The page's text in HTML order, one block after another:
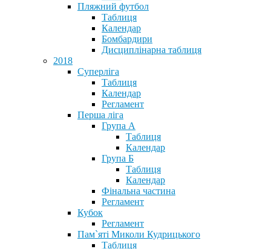
Пляжний футбол
Таблиця
Календар
Бомбардири
Дисциплінарна таблиця
2018
Суперліга
Таблиця
Календар
Регламент
Перша ліга
Група А
Таблиця
Календар
Група Б
Таблиця
Календар
Фінальна частина
Регламент
Кубок
Регламент
Пам`яті Миколи Кудрицького
Таблиця